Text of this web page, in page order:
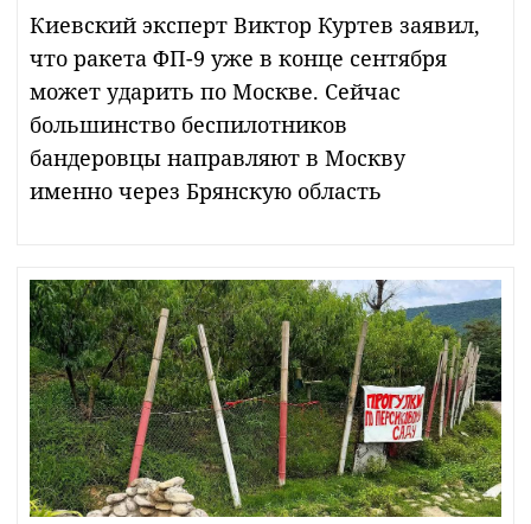
Киевский эксперт Виктор Куртев заявил,
что ракета ФП-9 уже в конце сентября
может ударить по Москве. Сейчас
большинство беспилотников
бандеровцы направляют в Москву
именно через Брянскую область